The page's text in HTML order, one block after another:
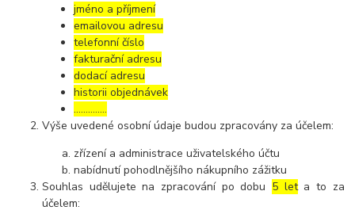
jméno a příjmení
emailovou adresu
telefonní číslo
fakturační adresu
dodací adresu
historii objednávek
…………..
Výše uvedené osobní údaje budou zpracovány za účelem:
zřízení a administrace uživatelského účtu
nabídnutí pohodlnějšího nákupního zážitku
Souhlas udělujete na zpracování po dobu 5 leta to za
účelem: